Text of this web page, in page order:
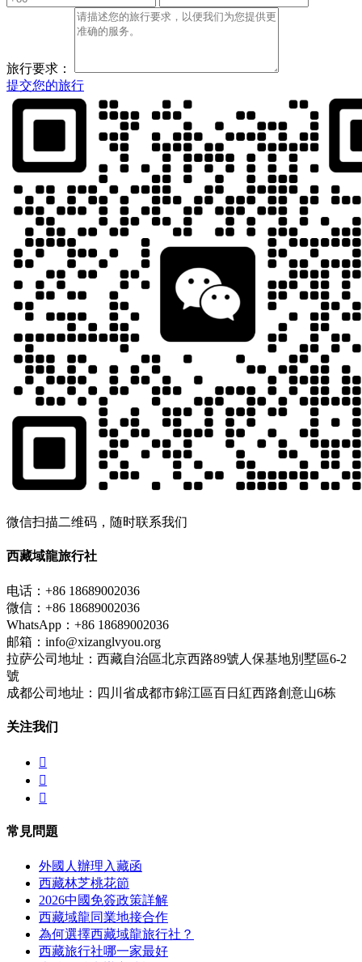
旅行要求：
提交您的旅行
微信扫描二维码，随时联系我们
西藏域龍旅行社
电话：+86 18689002036
微信：+86 18689002036
WhatsApp：+86 18689002036
邮箱：info@xizanglvyou.org
拉萨公司地址：西藏自治區北京西路89號人保基地別墅區6-2
號
成都公司地址：四川省成都市錦江區百日紅西路創意山6栋
关注我们



常見問題
外國人辦理入藏函
西藏林芝桃花節
2026中國免簽政策詳解
西藏域龍同業地接合作
為何選擇西藏域龍旅行社？
西藏旅行社哪一家最好